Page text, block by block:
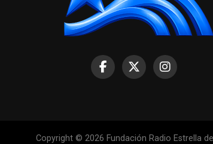
Copyright © 2026 Fundación Radio Estrella